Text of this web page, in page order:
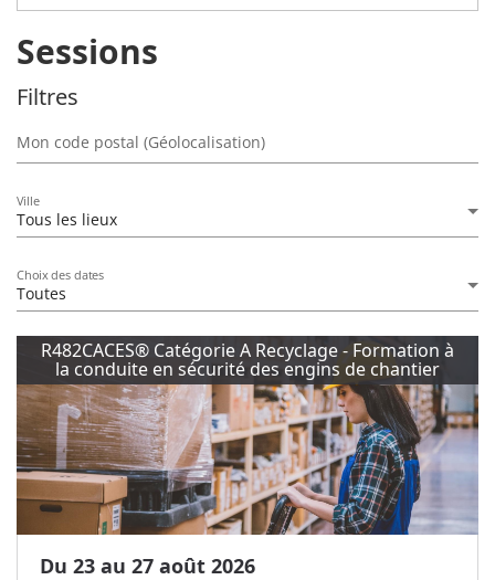
Sessions
Filtres
Mon code postal (Géolocalisation)
Ville
Tous les lieux
Choix des dates
Toutes
R482CACES® Catégorie A Recyclage - Formation à
la conduite en sécurité des engins de chantier
Du 23 au 27 août 2026